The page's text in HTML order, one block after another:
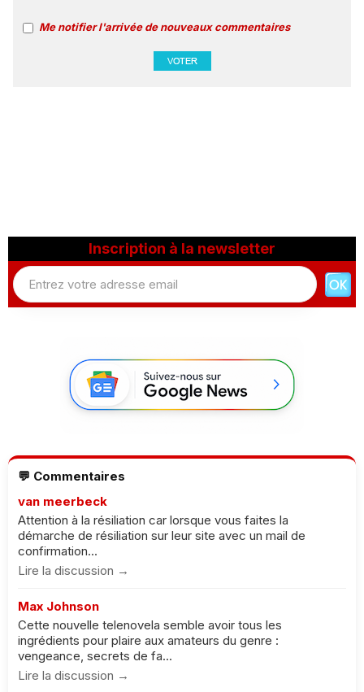
Me notifier l'arrivée de nouveaux commentaires
Inscription à la newsletter
💬 Commentaires
van meerbeck
Attention à la résiliation car lorsque vous faites la
démarche de résiliation sur leur site avec un mail de
confirmation...
Lire la discussion →
Max Johnson
Cette nouvelle telenovela semble avoir tous les
ingrédients pour plaire aux amateurs du genre :
vengeance, secrets de fa...
Lire la discussion →